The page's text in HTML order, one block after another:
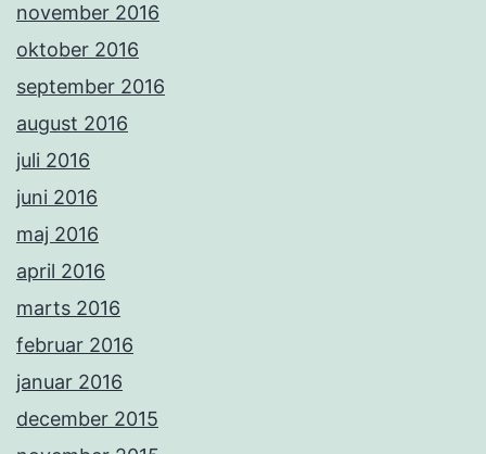
november 2016
oktober 2016
september 2016
august 2016
juli 2016
juni 2016
maj 2016
april 2016
marts 2016
februar 2016
januar 2016
december 2015